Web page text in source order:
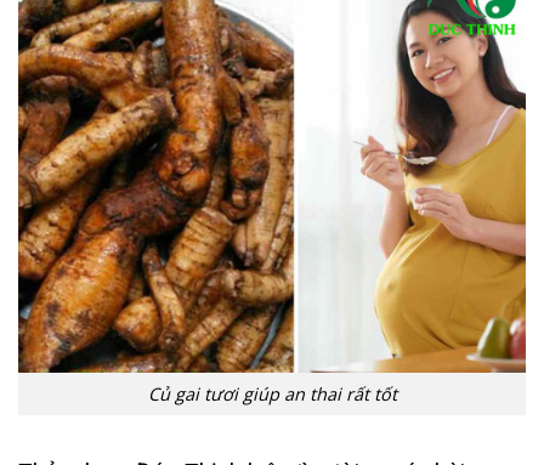
Củ gai tươi giúp an thai rất tốt